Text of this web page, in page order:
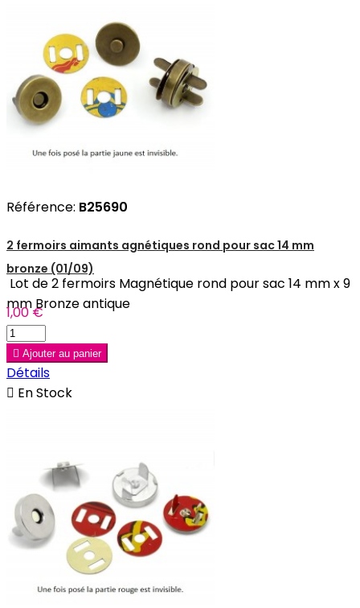
Référence: B25690
2 fermoirs aimants agnétiques rond pour sac 14 mm
bronze (01/09)
Lot de 2 fermoirs Magnétique rond pour sac 14 mm x 9
mm Bronze antique
1,00 €
 Ajouter au panier
Détails
 En Stock